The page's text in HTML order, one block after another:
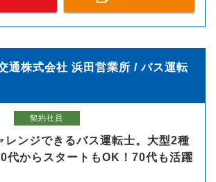
通株式会社 浜田営業所 / バス運転
契約社員
レンジできるバス運転士。大型2種
代からスタートもOK！70代も活躍